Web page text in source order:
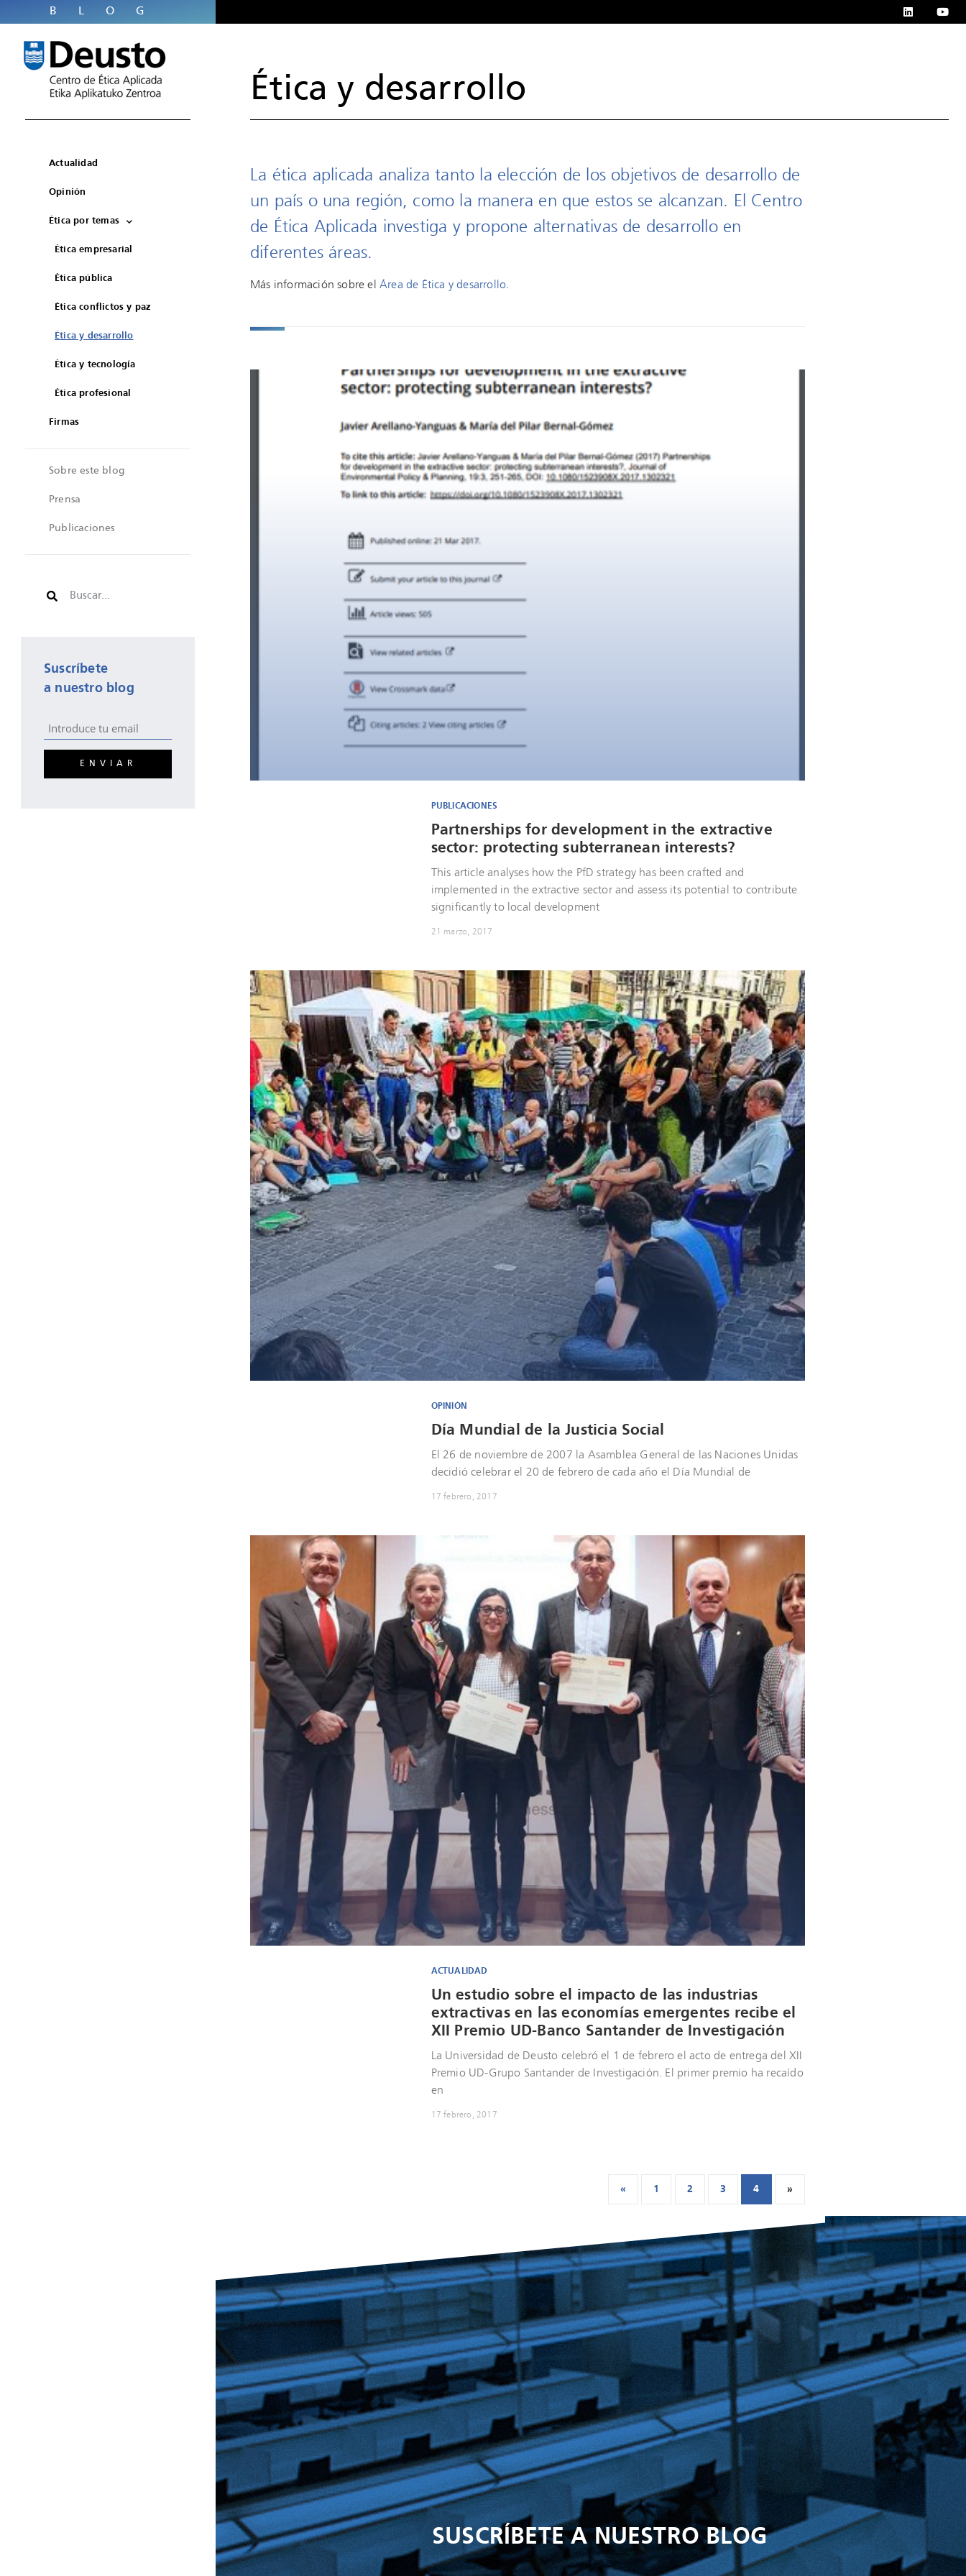
BLOG
Actualidad
Opinión
Ética por temas
Ética empresarial
Ética pública
Ética conflictos y paz
Ética y desarrollo
Ética y tecnología
Ética profesional
Firmas
Sobre este blog
Prensa
Publicaciones
Suscríbete
a nuestro blog
Ética y desarrollo
La ética aplicada analiza tanto la elección de los objetivos de desarrollo de
un país o una región, como la manera en que estos se alcanzan. El Centro
de Ética Aplicada investiga y propone alternativas de desarrollo en
diferentes áreas.
Más información sobre el Área de Ética y desarrollo.
PUBLICACIONES
Partnerships for development in the extractive
sector: protecting subterranean interests?
This article analyses how the PfD strategy has been crafted and
implemented in the extractive sector and assess its potential to contribute
significantly to local development
21 marzo, 2017
OPINIÓN
Día Mundial de la Justicia Social
El 26 de noviembre de 2007 la Asamblea General de las Naciones Unidas
decidió celebrar el 20 de febrero de cada año el Día Mundial de
17 febrero, 2017
ACTUALIDAD
Un estudio sobre el impacto de las industrias
extractivas en las economías emergentes recibe el
XII Premio UD-Banco Santander de Investigación
La Universidad de Deusto celebró el 1 de febrero el acto de entrega del XII
Premio UD-Grupo Santander de Investigación. El primer premio ha recaído
en
17 febrero, 2017
« 1 2 3 4 »
SUSCRÍBETE A NUESTRO BLOG